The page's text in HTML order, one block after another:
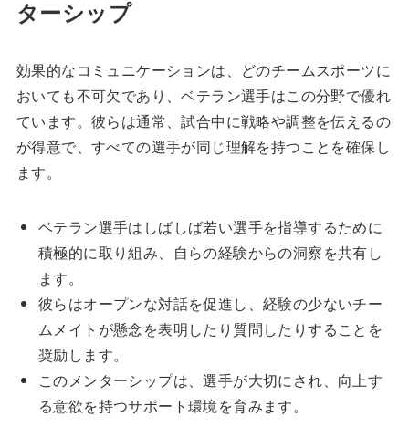
ターシップ
効果的なコミュニケーションは、どのチームスポーツに
おいても不可欠であり、ベテラン選手はこの分野で優れ
ています。彼らは通常、試合中に戦略や調整を伝えるの
が得意で、すべての選手が同じ理解を持つことを確保し
ます。
ベテラン選手はしばしば若い選手を指導するために
積極的に取り組み、自らの経験からの洞察を共有し
ます。
彼らはオープンな対話を促進し、経験の少ないチー
ムメイトが懸念を表明したり質問したりすることを
奨励します。
このメンターシップは、選手が大切にされ、向上す
る意欲を持つサポート環境を育みます。